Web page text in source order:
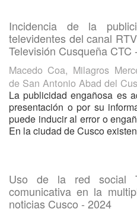
Incidencia de la
televidentes del canal
Televisión Cusqueña CTC
Macedo Coa, Milagros
de San Antonio Abad del
La publicidad engañosa es
presentación o por su
puede inducir al error o
En la ciudad de Cusco
Uso de la red social
comunicativa en la
noticias Cusco - 2024